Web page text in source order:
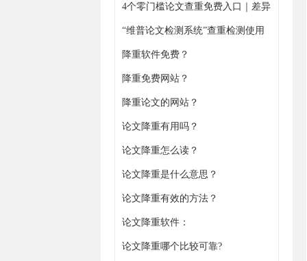
率
略！避坑指南+实操技巧一次更齐
4个零门槛论文查重免费入口｜差异
化功能+论文AIGC免费检测全解析
“维普论文检测系统”查重检测使用
通知
降重软件免费？
降重免费网站？
https://www.gxjiangchong.com/lwgaixie/
降重论文的网站？
论文降重有用吗？
论文降重怎么读？
论文降重是什么意思？
论文降重有效的方法？
论文降重软件：
https://www.gxjiangchong.com/jiangchong/
论文降重哪个比较可靠?